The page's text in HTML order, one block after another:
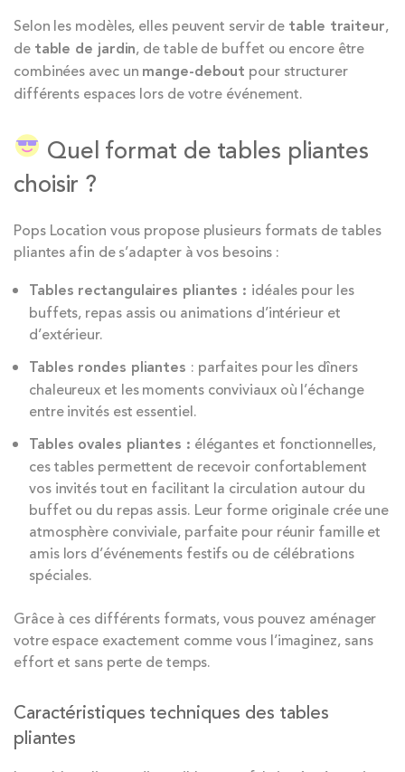
Selon les modèles, elles peuvent servir de table traiteur,
de table de jardin, de table de buffet ou encore être
combinées avec un mange-debout pour structurer
différents espaces lors de votre événement.
Quel format de tables pliantes
choisir ?
Pops Location vous propose plusieurs formats de tables
pliantes afin de s’adapter à vos besoins :
Tables rectangulaires pliantes : idéales pour les
buffets, repas assis ou animations d’intérieur et
d’extérieur.
Tables rondes pliantes : parfaites pour les dîners
chaleureux et les moments conviviaux où l’échange
entre invités est essentiel.
Tables ovales pliantes : élégantes et fonctionnelles,
ces tables permettent de recevoir confortablement
vos invités tout en facilitant la circulation autour du
buffet ou du repas assis. Leur forme originale crée une
atmosphère conviviale, parfaite pour réunir famille et
amis lors d’événements festifs ou de célébrations
spéciales.
Grâce à ces différents formats, vous pouvez aménager
votre espace exactement comme vous l’imaginez, sans
effort et sans perte de temps.
Caractéristiques techniques des tables
pliantes